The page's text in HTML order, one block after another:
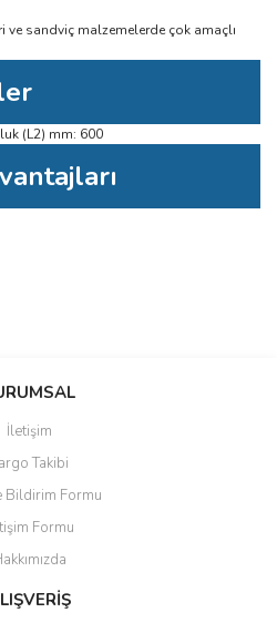
ve sandviç malzemelerde çok amaçlı
(L2) mm: 600
ederiz.
görüntülenemiyor.
bulunuyor.
İletişim
Takibi
Bildirim Formu
Formu